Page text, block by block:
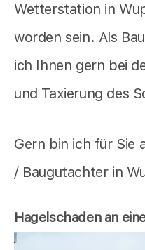
Wetterstation in
worden sein. Als
ich Ihnen gern bei
und Taxierung des
Gern bin ich für Sie
/ Baugutachter in
Hagelschaden an